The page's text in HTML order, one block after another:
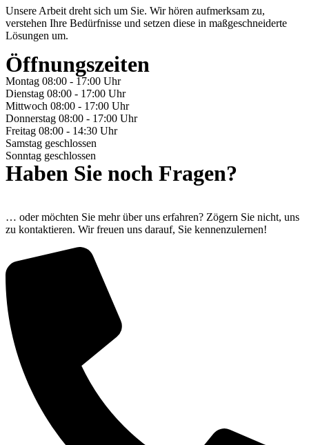
Unsere Arbeit dreht sich um Sie. Wir hören aufmerksam zu,
verstehen Ihre Bedürfnisse und setzen diese in maßgeschneiderte
Lösungen um.
Öffnungszeiten
Montag 08:00 - 17:00 Uhr
Dienstag 08:00 - 17:00 Uhr
Mittwoch 08:00 - 17:00 Uhr
Donnerstag 08:00 - 17:00 Uhr
Freitag 08:00 - 14:30 Uhr
Samstag geschlossen
Sonntag geschlossen
Haben Sie noch Fragen?
… oder möchten Sie mehr über uns erfahren? Zögern Sie nicht, uns
zu kontaktieren. Wir freuen uns darauf, Sie kennenzulernen!